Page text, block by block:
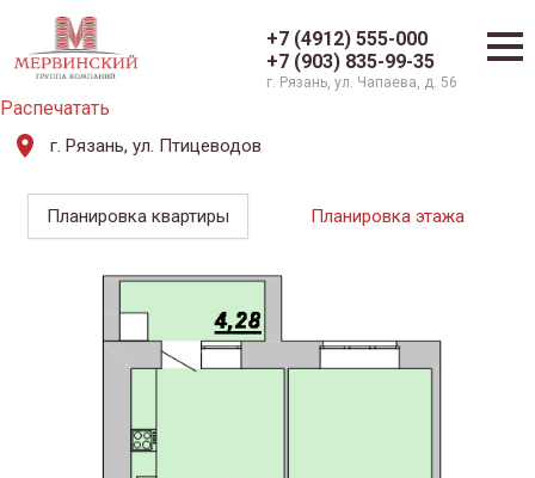
+7 (4912) 555-000
+7 (903) 835-99-35
г. Рязань, ул. Чапаева, д. 56
Распечатать
г. Рязань, ул. Птицеводов
Планировка квартиры Планировка этажа